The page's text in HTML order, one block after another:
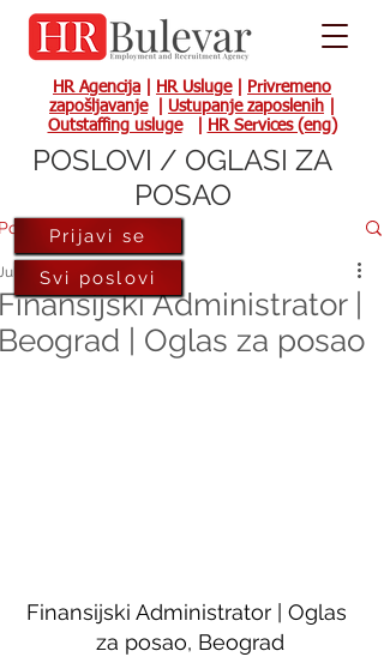
HR Agencija HR Usluge|
Privremeno
zapošljavanje| Ustupanje zaposlenih
Outstaffing usluge| HR Services (eng)
Administrator |
| Oglas za posao
17, 2025
Finansijski Administrator | Oglas
za posao, Beograd
Prijavi se
Svi poslovi
POSLOVI / OGLASI ZA
POSAO